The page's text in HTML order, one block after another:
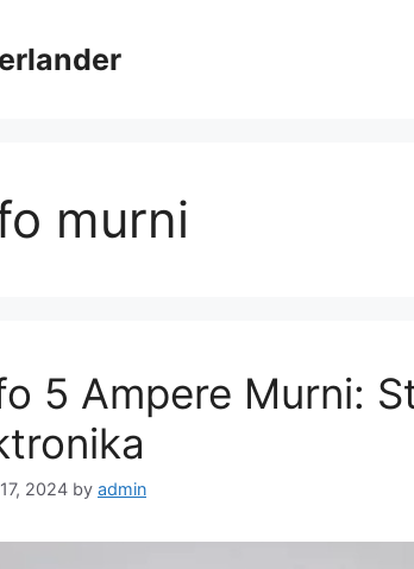
murni
5 Ampere Murni:
2024 by admin